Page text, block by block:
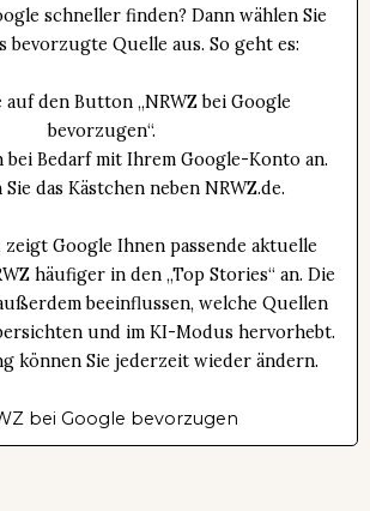
schneller finden? Dann wählen Sie
bevorzugte Quelle aus. So geht es:
auf den Button „NRWZ bei Google
bevorzugen“.
bei Bedarf mit Ihrem Google-Konto an.
das Kästchen neben NRWZ.de.
Google Ihnen passende aktuelle
häufiger in den „Top Stories“ an. Die
beeinflussen, welche Quellen
und im KI-Modus hervorhebt.
können Sie jederzeit wieder ändern.
bei Google bevorzugen